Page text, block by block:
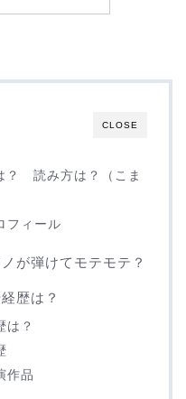
CLOSE
？ 読み方は？（こま
フィール
が弾けてモテモテ？
歴は？
は？
作品